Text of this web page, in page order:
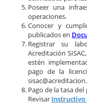
Poseer una
operaciones.
Conocer y
publicados en
Registrar su
Acreditación
estén
pago de la
Pago de la tasa
Revisar Instructivo